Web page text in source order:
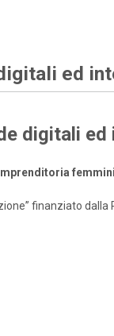
ed
digitali
finanziato dalla